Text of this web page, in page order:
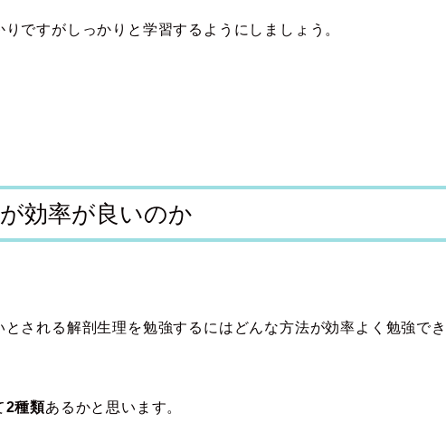
ですがしっかりと学習するようにしましょう。
効率が良いのか
される解剖生理を勉強するにはどんな方法が効率よく勉強でき
2種類あるかと思います。